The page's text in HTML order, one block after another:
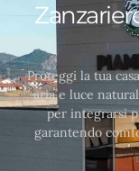
Proteggi la tua
aria e luce
per integrarsi
garantendo